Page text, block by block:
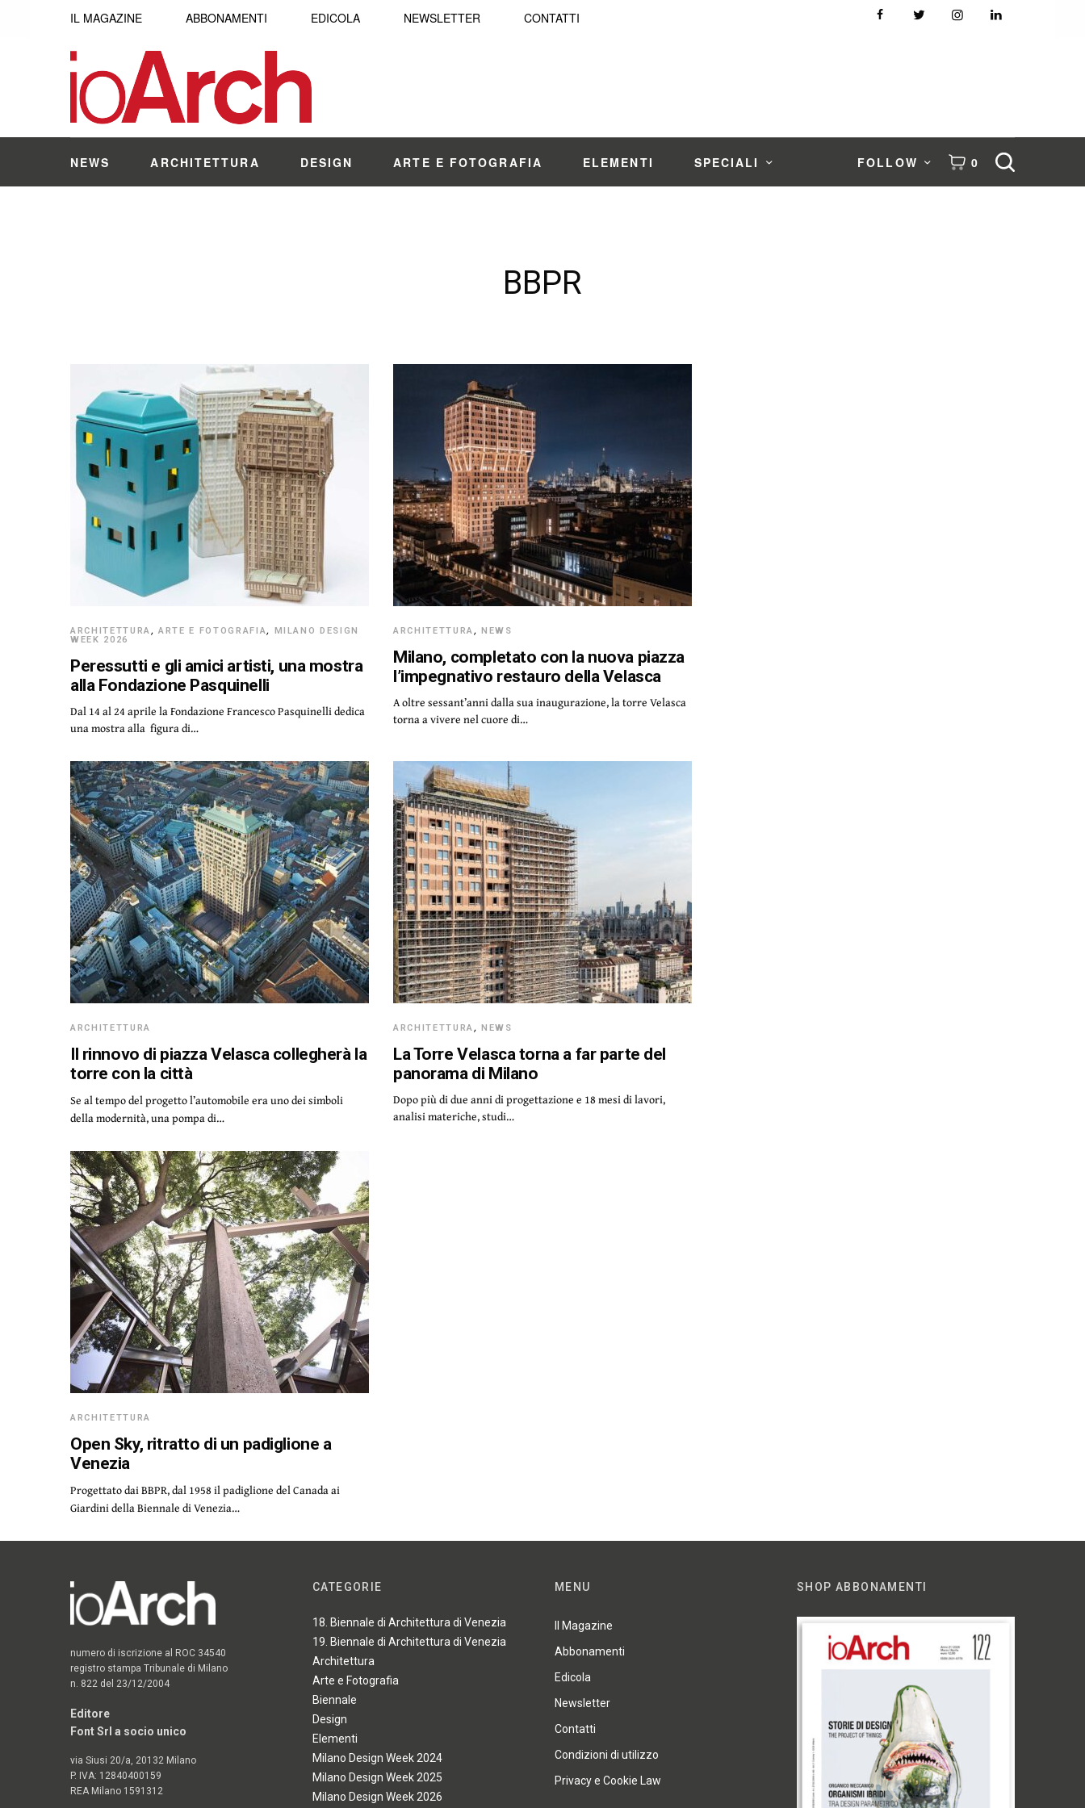
IL MAGAZINE ABBONAMENTI EDICOLA NEWSLETTER CONTATTI
NEWS ARCHITETTURA DESIGN ARTE E FOTOGRAFIA ELEMENTI SPECIALI FOLLOW 0
BBPR
ARCHITETTURA,ARTE E FOTOGRAFIA, MILANO DESIGN
WEEK 2026
Peressutti e gli amici artisti, una mostra
alla Fondazione Pasquinelli
Dal 14 al 24 aprile la Fondazione Francesco Pasquinelli dedica
una mostra alla figura di…
ARCHITETTURA,NEWS
Milano, completato con la nuova piazza
l’impegnativo restauro della Velasca
A oltre sessant’anni dalla sua inaugurazione, la torre Velasca
torna a vivere nel cuore di…
ARCHITETTURA
Il rinnovo di piazza Velasca collegherà la
torre con la città
Se al tempo del progetto l’automobile era uno dei simboli
della modernità, una pompa di…
ARCHITETTURA,NEWS
La Torre Velasca torna a far parte del
panorama di Milano
Dopo più di due anni di progettazione e 18 mesi di lavori,
analisi materiche, studi…
ARCHITETTURA
Open Sky, ritratto di un padiglione a
Venezia
Progettato dai BBPR, dal 1958 il padiglione del Canada ai
Giardini della Biennale di Venezia…
numero di iscrizione al ROC 34540
registro stampa Tribunale di Milano
n. 822 del 23/12/2004
Editore
Font Srl a socio unico
via Siusi 20/a, 20132 Milano
P. IVA: 12840400159
REA Milano 1591312
CATEGORIE
18. Biennale di Architettura di Venezia
19. Biennale di Architettura di Venezia
Architettura
Arte e Fotografia
Biennale
Design
Elementi
Milano Design Week 2024
Milano Design Week 2025
Milano Design Week 2026
MENU
Il Magazine
Abbonamenti
Edicola
Newsletter
Contatti
Condizioni di utilizzo
Privacy e Cookie Law
SHOP ABBONAMENTI